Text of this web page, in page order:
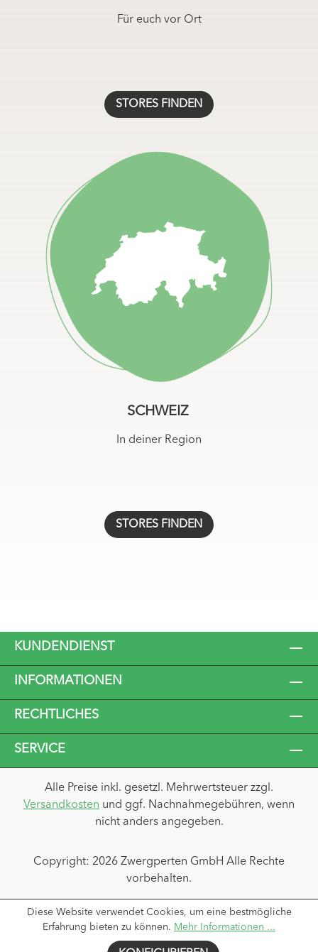
Für euch vor Ort
STORES FINDEN
SCHWEIZ
In deiner Region
STORES FINDEN
KUNDENDIENST
INFORMATIONEN
RECHTLICHES
SERVICE
Alle Preise inkl. gesetzl. Mehrwertsteuer zzgl.
Versandkosten und ggf. Nachnahmegebühren, wenn
nicht anders angegeben.
Copyright: 2026 Zwergperten GmbH Alle Rechte
vorbehalten.
Diese Website verwendet Cookies, um eine bestmögliche
Erfahrung bieten zu können. Mehr Informationen ...